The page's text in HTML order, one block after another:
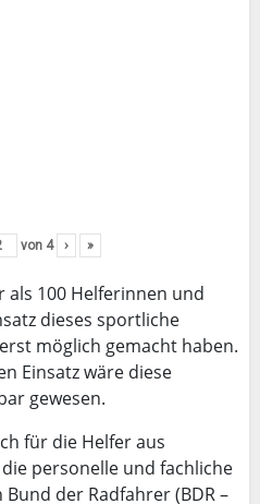
von 4 › »
als 100 Helferinnen und
dieses sportliche
möglich gemacht haben.
Einsatz wäre diese
gewesen.
für die Helfer aus
personelle und fachliche
der Radfahrer (BDR –